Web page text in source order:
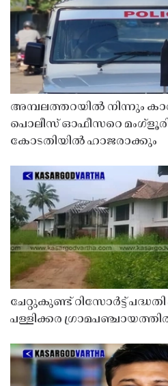
അമ്പലത്തറയിൽ നിന്നും
പൊലീസ് ഓഫീസറെ
കോടതിയിൽ ഹാജരാക്കും
ചേറ്റുകുണ്ട് റിസോർട്ട്
പള്ളിക്കര